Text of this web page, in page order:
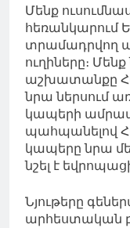
Մենք
հեռանկարում
տրամադրվող
ուղիները։
աշխատանքը
նրա ներսում
կապերի
պահպանելով
կապերը նրա
նշել է
Նյութերը
արհեստական